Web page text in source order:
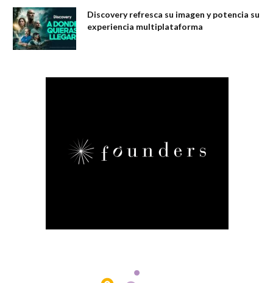
Discovery refresca su imagen y potencia su
experiencia multiplataforma